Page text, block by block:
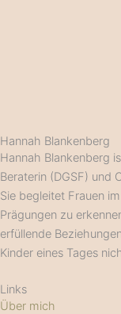
Hannah Blankenberg
Hannah Blankenberg
Beraterin (DGSF) und
Sie begleitet Frauen
Prägungen zu
erfüllende
Kinder eines Tages
Links
Über mich